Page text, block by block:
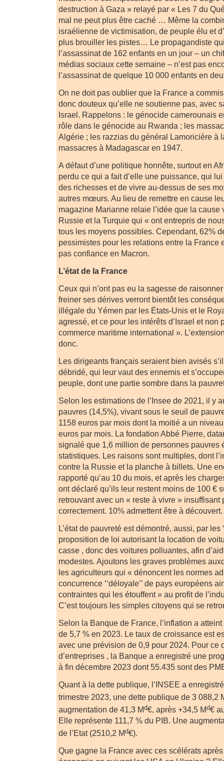
destruction à Gaza » relayé par « Les 7 du
mal ne peut plus être caché … Même la
israélienne de victimisation, de peuple élu et
plus brouiller les pistes… Le propagandiste
l’assassinat de 162 enfants en un jour – un
médias sociaux cette semaine – n’est pas
l’assassinat de quelque 10 000 enfants en
On ne doit pas oublier que la France a
donc douteux qu’elle ne soutienne pas, avec
Israel. Rappelons : le génocide camerounais
rôle dans le génocide au Rwanda ; les
Algérie ; les razzias du général Lamoricière à
massacres à Madagascar en 1947.
A défaut d’une politique honnête, surtout en
perdu ce qui a fait d’elle une puissance, qui
des richesses et de vivre au-dessus de ses
autres mœurs. Au lieu de remettre en cause
magazine Marianne relaie l’idée que la cause
Russie et la Turquie qui « ont entrepris de
tous les moyens possibles. Cependant, 62%
pessimistes pour les relations entre la France
pas confiance en Macron.
L’état de la France
Ceux qui n’ont pas eu la sagesse de
freiner ses dérives verront bientôt les
illégale du Yémen par les États-Unis et le
agressé, et ce pour les intérêts d’Israel et non
commerce maritime international ».
donc.
Les dirigeants français seraient bien avisés
débridé, qui leur vaut des ennemis et
peuple, dont une partie sombre dans la
Selon les estimations de l’Insee de 2021, il y
pauvres (14,5%), vivant sous le seuil de
1158 euros par mois dont la moitié a un
euros par mois. La fondation Abbé Pierre,
signalé que 1,6 million de personnes pauvres
statistiques. Les raisons sont multiples, dont
contre la Russie et la planche à billets. Une
rapporté qu’au 10 du mois, et après les
ont déclaré qu’ils leur restent moins de 100 €
retrouvant avec un « reste à vivre » insuffisant
correctement. 10% admettent être à découvert.
L’état de pauvreté est démontré, aussi, par les
proposition de loi autorisant la location de
casse , donc des voitures polluantes, afin
modestes. Ajoutons les graves problèmes
les agriculteurs qui « dénoncent les normes
concurrence ‘‘déloyale’’ de pays européens
contraintes qui les étouffent » au profit de
C’est toujours les simples citoyens qui se
Selon la Banque de France, l’inflation a
de 5,7 % en 2023. Le taux de croissance est
avec une prévision de 0,9 pour 2024. Pour ce
d’entreprises , la Banque a enregistré une
à fin décembre 2023 dont 55.435 sont des
Quant à la dette publique, l’INSEE a
trimestre 2023, une dette publique de 3 088,2
augmentation de 41,3 Md€, après +34,5 Md€
Elle représente 111,7 % du PIB. Une
de l’Etat (2510,2 Md€).
Que gagne la France avec ces scélérats